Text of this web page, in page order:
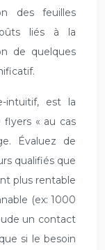
des feuilles
liés à la
de quelques
intuitif, est la
« au cas
Évaluez de
qualifiés que
plus rentable
(ex: 1000
un contact
si le besoin